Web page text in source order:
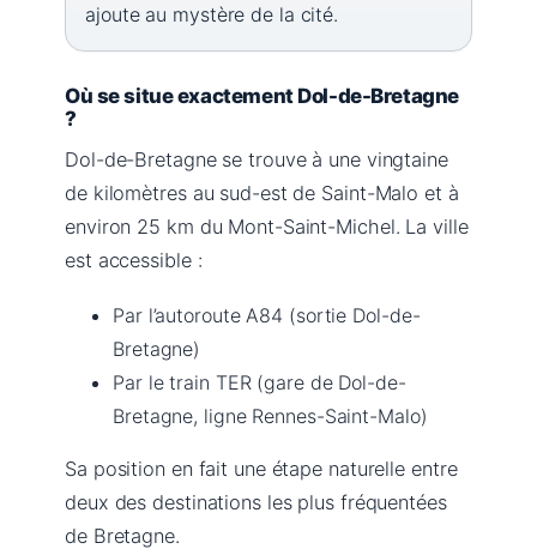
ajoute au mystère de la cité.
Où se situe exactement Dol-de-Bretagne
?
Dol-de-Bretagne se trouve à une vingtaine
de kilomètres au sud-est de Saint-Malo et à
environ 25 km du Mont-Saint-Michel. La ville
est accessible :
Par l’autoroute A84 (sortie Dol-de-
Bretagne)
Par le train TER (gare de Dol-de-
Bretagne, ligne Rennes-Saint-Malo)
Sa position en fait une étape naturelle entre
deux des destinations les plus fréquentées
de Bretagne.